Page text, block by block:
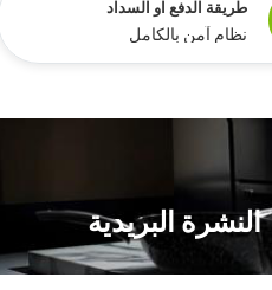
طريقة الدفع او السداد
نظام آمن بالكامل
النشرة البريدية